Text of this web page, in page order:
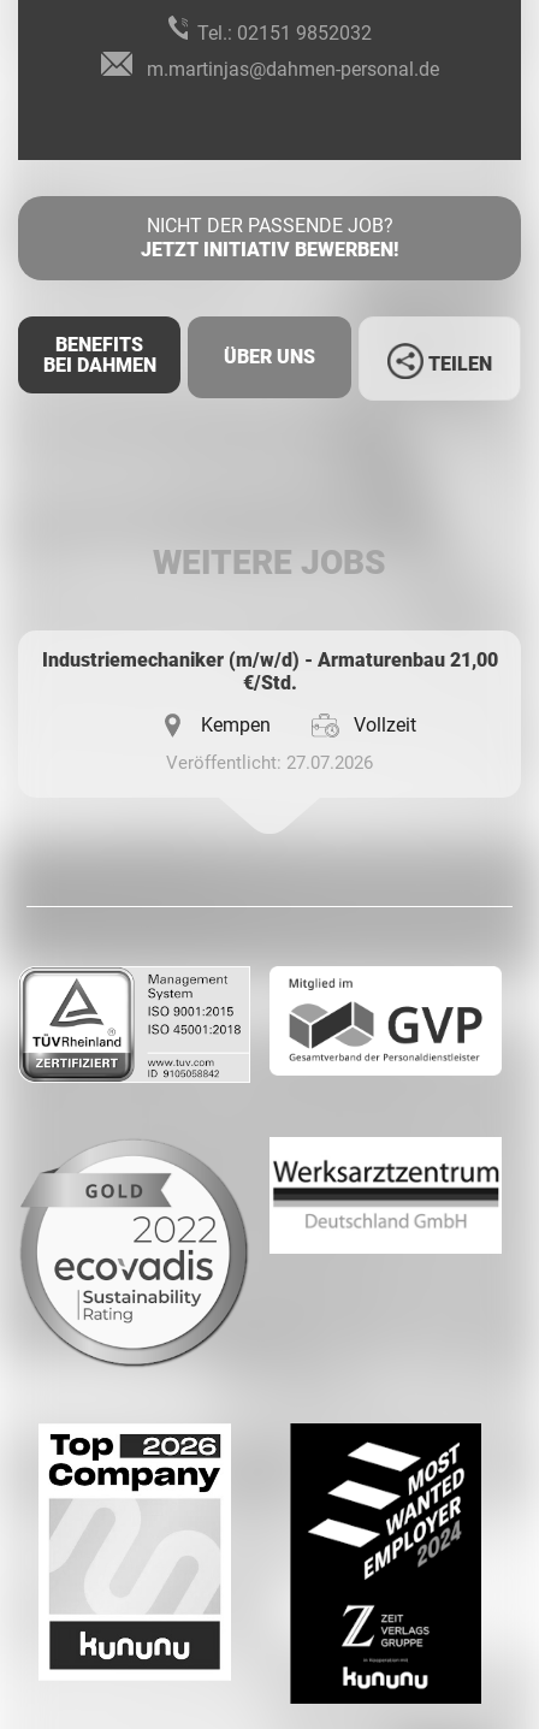
Tel.: 02151 9852032
m.martinjas@dahmen-personal.de
NICHT DER PASSENDE JOB?
JETZT INITIATIV BEWERBEN!
BENEFITS
BEI DAHMEN
ÜBER UNS TEILEN
WEITERE JOBS
Industriemechaniker (m/w/d) - Armaturenbau 21,00
€/Std.
Kempen
Vollzeit
Veröffentlicht: 27.07.2026